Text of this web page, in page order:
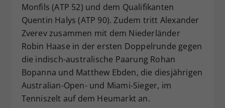
Monfils (ATP 52) und dem Qualifikanten
Quentin Halys (ATP 90). Zudem tritt Alexander
Zverev zusammen mit dem Niederländer
Robin Haase in der ersten Doppelrunde gegen
die indisch-australische Paarung Rohan
Bopanna und Matthew Ebden, die diesjährigen
Australian-Open- und Miami-Sieger, im
Tenniszelt auf dem Heumarkt an.